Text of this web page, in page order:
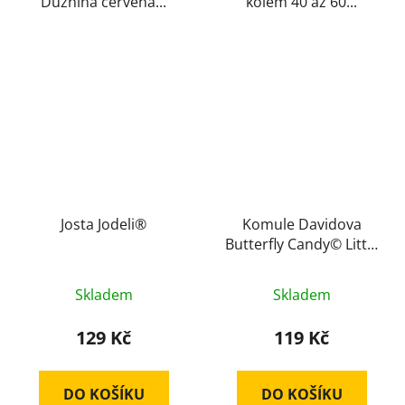
Josta Jodeli®
Skladem
129 Kč
DO KOŠÍKU
Komule Davidova
Butterfly Candy© Little
Skladem
119 Kč
DO KOŠÍKU